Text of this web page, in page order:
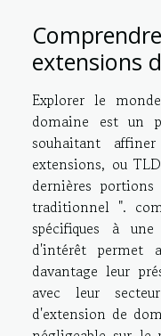
extensions
Explorer le
domaine est un
souhaitant
extensions, ou
dernières
traditionnel ".
spécifiques à
d'intérêt permet
davantage leur
avec leur
d'extension de